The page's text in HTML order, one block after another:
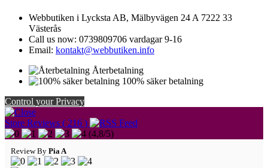
Webbutiken i Lycksta AB, Mälbyvägen 24 A 7222 33
Västerås
Call us now: 0739809706 vardagar 9-16
Email: kontakt@webbutiken.info
Återbetalning
100% säker betalning
Control your Privacy
Store Reviews ( 216 )
(4,8/5)
Review By Pia A